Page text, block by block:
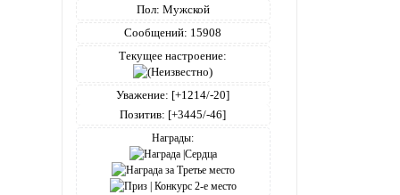
Пол: Мужской
Сообщений: 15908
Текущее настроение:
Уважение: [+1214/-20]
Позитив: [+3445/-46]
Награды: